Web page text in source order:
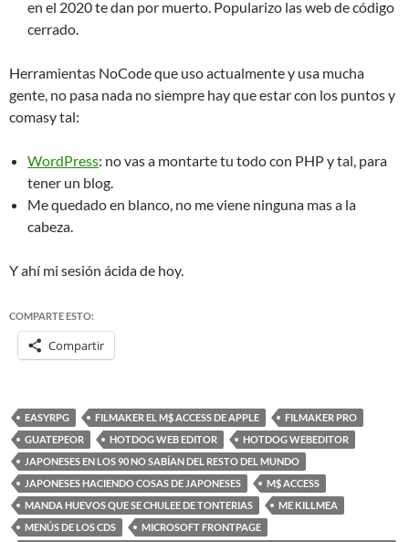
en el 2020 te dan por muerto. Popularizo las web de código
cerrado.
Herramientas NoCode que uso actualmente y usa mucha
gente, no pasa nada no siempre hay que estar con los puntos y
comasy tal:
WordPress: no vas a montarte tu todo con PHP y tal, para
tener un blog.
Me quedado en blanco, no me viene ninguna mas a la
cabeza.
Y ahí mi sesión ácida de hoy.
COMPARTE ESTO:
Compartir
EASYRPG FILMAKER EL M$ ACCESS DE APPLE
FILMAKER PRO
GUATEPEOR
HOTDOG WEB EDITOR
HOTDOG WEBEDITOR
JAPONESES EN LOS 90 NO SABÍAN DEL RESTO DEL MUNDO
JAPONESES HACIENDO COSAS DE JAPONESES
M$ ACCESS
MANDA HUEVOS QUE SE CHULEE DE TONTERIAS
ME KILLMEA
MENÚS DE LOS CDS
MICROSOFT FRONTPAGE